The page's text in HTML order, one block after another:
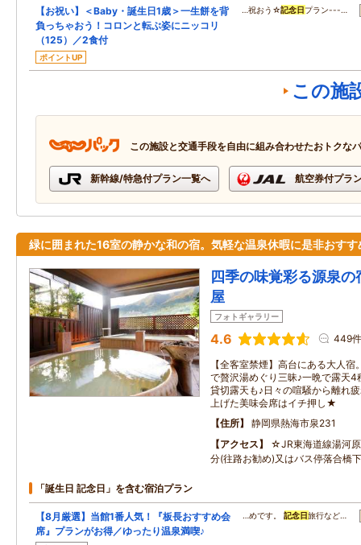
【お祝い】＜Baby・誕生日1歳＞一生餅を背
負っちゃおう！コロンと転ぶ姿にニッコリ
（125）／2食付
ポイントUP
…祝おう☆記念日 プラン---…
この施
この施設と交通手段を自由に組み合わせたおトクな
新幹線/特急付プラン一覧へ 航空券付プラ
緑に囲まれた16室の静かな和の宿。気軽な温泉休暇に是非おすす
四季の味覚彩る源泉
屋
フォトギャラリー
4.6 449件
【全客室禁煙】高台にある大人
で贅沢湯めぐり三昧♪一晩で露天
貸切露天も♪日々の喧騒から離れ
上げた美味会席はイチ押し★
住所
静岡県熱海市泉231
アクセス
☆JR東海道線湯河
分(往路お勧め)又はバス停落合橋
「誕生日 記念日」を含む宿泊プラン
【8月厳選】当館1番人気！『板長おすすめ会
席』プランがお得／ゆったり温泉満喫♪
…めです。記念日旅行など…